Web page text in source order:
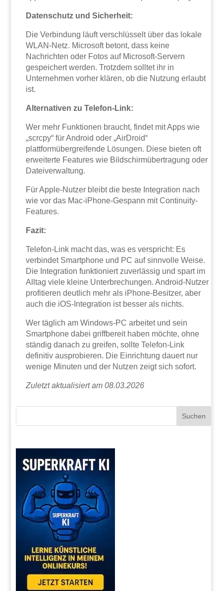
Datenschutz und Sicherheit:
Die Verbindung läuft verschlüsselt über das lokale
WLAN-Netz. Microsoft betont, dass keine
Nachrichten oder Fotos auf Microsoft-Servern
gespeichert werden. Trotzdem solltet ihr in
Unternehmen vorher klären, ob die Nutzung erlaubt
ist.
Alternativen zu Telefon-Link:
Wer mehr Funktionen braucht, findet mit Apps wie
„scrcpy“ für Android oder „AirDroid“
plattformübergreifende Lösungen. Diese bieten oft
erweiterte Features wie Bildschirmübertragung oder
Dateiverwaltung.
Für Apple-Nutzer bleibt die beste Integration nach
wie vor das Mac-iPhone-Gespann mit Continuity-
Features.
Fazit:
Telefon-Link macht das, was es verspricht: Es
verbindet Smartphone und PC auf sinnvolle Weise.
Die Integration funktioniert zuverlässig und spart im
Alltag viele kleine Unterbrechungen. Android-Nutzer
profitieren deutlich mehr als iPhone-Besitzer, aber
auch die iOS-Integration ist besser als nichts.
Wer täglich am Windows-PC arbeitet und sein
Smartphone dabei griffbereit haben möchte, ohne
ständig danach zu greifen, sollte Telefon-Link
definitiv ausprobieren. Die Einrichtung dauert nur
wenige Minuten und der Nutzen zeigt sich sofort.
Zuletzt aktualisiert am 08.03.2026